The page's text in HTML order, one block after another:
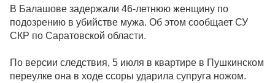
В Балашове задержали 46-летнюю женщину по
подозрению в убийстве мужа. Об этом сообщает СУ
СКР по Саратовской области.
По версии следствия, 5 июля в квартире в Пушкинском
переулке она в ходе ссоры ударила супруга ножом.